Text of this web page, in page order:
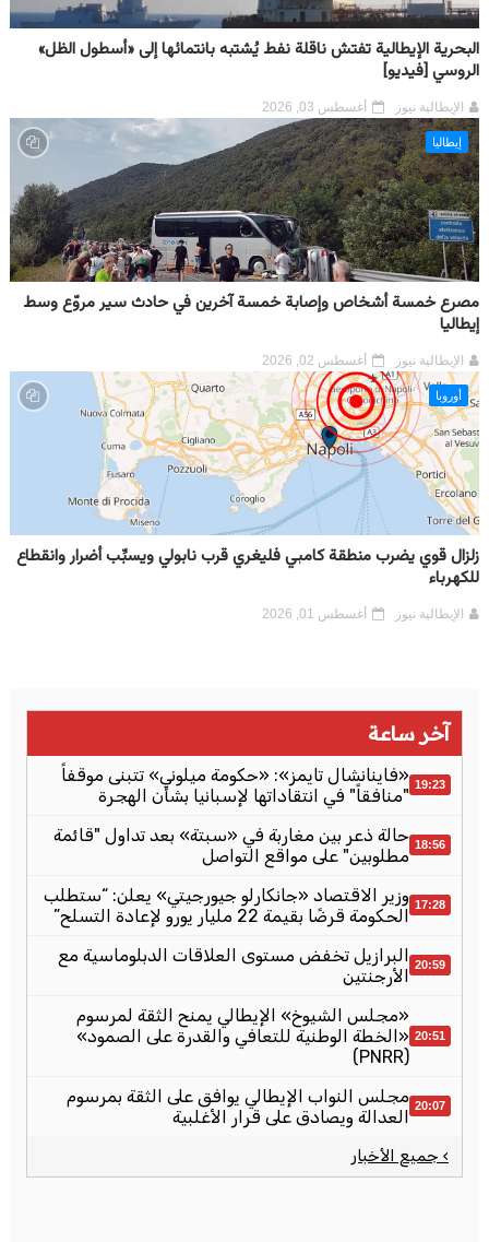
البحرية الإيطالية تفتش ناقلة نفط يُشتبه بانتمائها إلى «أسطول الظل»
الروسي [فيديو]
الإيطالية نيوز أغسطس 03, 2026
إيطاليا
مصرع خمسة أشخاص وإصابة خمسة آخرين في حادث سير مروّع وسط
إيطاليا
الإيطالية نيوز أغسطس 02, 2026
أوروبا
زلزال قوي يضرب منطقة كامبي فليغري قرب نابولي ويسبِّب أضرار وانقطاع
للكهرباء
الإيطالية نيوز أغسطس 01, 2026
آخر ساعة
19:23 «فاينانشال تايمز»: «حكومة ميلوني» تتبنى موقفاً
"منافقاً" في انتقاداتها لإسبانيا بشأن الهجرة
18:56 حالة ذعر بين مغاربة في «سبتة» بعد تداول "قائمة
مطلوبين" على مواقع التواصل
17:28 وزير الاقتصاد «جانكارلو جيورجيتي» يعلن: “ستطلب
الحكومة قرضًا بقيمة 22 مليار يورو لإعادة التسلح”
20:59 البرازيل تخفض مستوى العلاقات الدبلوماسية مع
الأرجنتين
20:51
«مجلس الشيوخ» الإيطالي يمنح الثقة لمرسوم
«الخطة الوطنية للتعافي والقدرة على الصمود»
(PNRR)
20:07 مجلس النواب الإيطالي يوافق على الثقة بمرسوم
العدالة ويصادق على قرار الأغلبية
› جميع الأخبار